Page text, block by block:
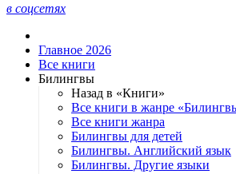
в соцсетях
Главное 2026
Все книги
Билингвы
Назад в «Книги»
Все книги в жанре
Все книги жанра
Билингвы для детей
Билингвы. Английский язык
Билингвы. Другие языки